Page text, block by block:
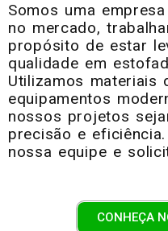
Somos uma
no mercado,
propósito de estar
qualidade em
Utilizamos materiais
equipamentos
nossos projetos
precisão e
nossa equipe e
CONHEÇA